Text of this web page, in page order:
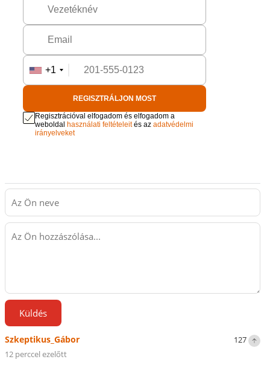
+1
REGISZTRÁLJON MOST
Regisztrációval elfogadom és elfogadom a
weboldal használati feltételeités azadatvédelmi
irányelveket
Küldés
127
Szkeptikus_Gábor
12 perccel ezelőtt